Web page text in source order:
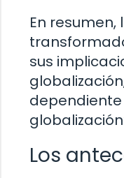
En
sus
Los